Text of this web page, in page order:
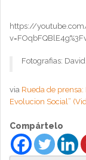
https://
Fotografias:
via Rueda de
Evolucion Social”
Compártelo